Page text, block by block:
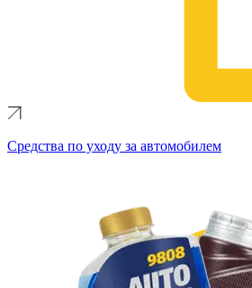
Средства по уходу за автомобилем